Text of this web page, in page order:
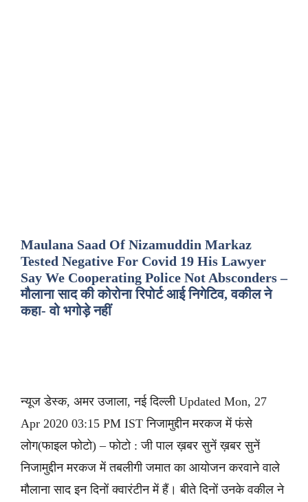
Maulana Saad Of Nizamuddin Markaz
Tested Negative For Covid 19 His Lawyer
Say We Cooperating Police Not Absconders –
मौलाना साद की कोरोना रिपोर्ट आई निगेटिव, वकील ने
कहा- वो भगोड़े नहीं
न्यूज डेस्क, अमर उजाला, नई दिल्ली Updated Mon, 27
Apr 2020 03:15 PM IST निजामुद्दीन मरकज में फंसे
लोग(फाइल फोटो) – फोटो : जी पाल ख़बर सुनें ख़बर सुनें
निजामुद्दीन मरकज में तबलीगी जमात का आयोजन करवाने वाले
मौलाना साद इन दिनों क्वारंटीन में हैं। बीते दिनों उनके वकील ने